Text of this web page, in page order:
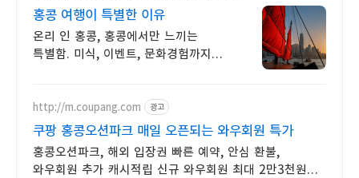
홍콩 여행이 특별한 이유
온리 인 홍콩, 홍콩에서만 느끼는
특별함. 미식, 이벤트, 문화경험까지
계절 축제까지
http://m.coupang.com 광고
쿠팡 홍콩오션파크 매일 오픈되는 와우회원 특가
홍콩오션파크, 해외 입장권 빠른 예약, 안심 환불,
와우회원 추가 캐시적립 신규 와우회원 최대 2만3천원